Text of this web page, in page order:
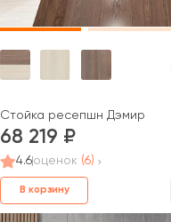
Стойка ресепшн Дэмир
68 219
4.6оценок (6)
В корзину